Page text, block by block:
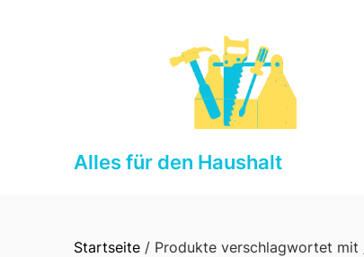
Alles für den Haushalt
Startseite / Produkte verschlagwortet mit